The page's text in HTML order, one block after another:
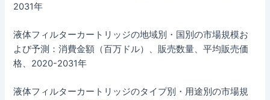
2031年
液体フィルターカートリッジの地域別・国別の市場規模お
よび予測：消費金額（百万ドル）、販売数量、平均販売価
格、2020-2031年
液体フィルターカートリッジのタイプ別・用途別の市場規